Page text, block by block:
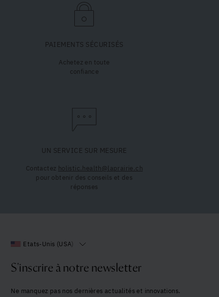
PAIEMENTS SÉCURISÉS
Achetez en toute
confiance
UN SERVICE SUR MESURE
Contactez holistic.health@laprairie.ch
pour obtenir des conseils et des
réponses
Etats-Unis (USA)
S'inscrire à notre newsletter
Ne manquez pas nos dernières actualités et innovations.